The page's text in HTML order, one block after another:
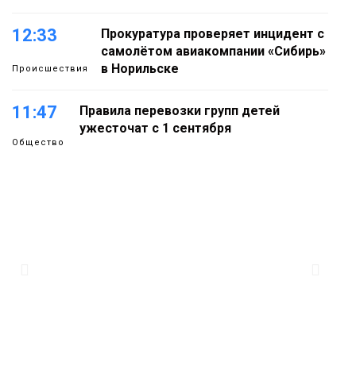
12:33
Происшествия
Прокуратура проверяет инцидент с
самолётом авиакомпании «Сибирь»
в Норильске
11:47
Общество
Правила перевозки групп детей
ужесточат с 1 сентября